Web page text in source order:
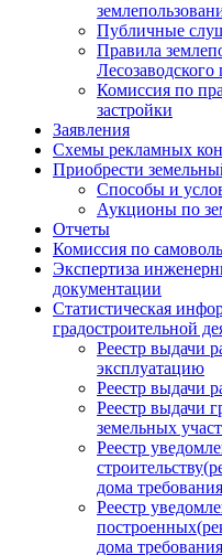
Публичные
Правила
Лесозаводского
Комиссия по
застройки
Заявления
Схемы рекламных
Приобрести
Способы и
Аукционы по
Отчеты
Комиссия по
Экспертиза
документации
Статистическая
градостроительной
Реестр выдачи
эксплуатацию
Реестр выдачи
Реестр выдачи
земельных
Реестр
дома
Реестр
дома